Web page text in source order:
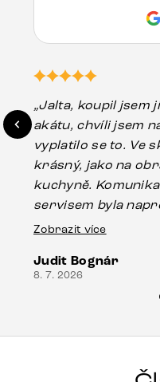
„Jalta, koupil jsem
akátu, chvíli jsem
vyplatilo se to. Ve
krásný, jako na obrázcích. Je ozdobou naší
kuchyně.
servisem byla
drobné poškození
Vincze mi velmi
Doporučuji
Zobrazit více
Judit Bognár
8. 7. 2026